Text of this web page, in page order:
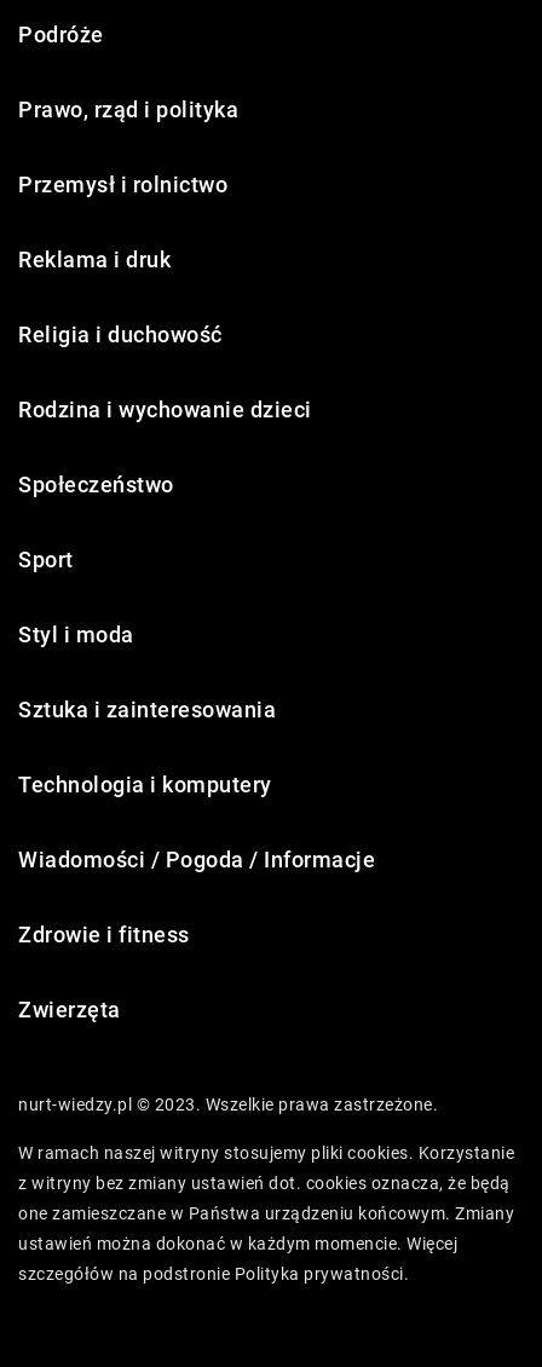
Podróże
Prawo, rząd i polityka
Przemysł i rolnictwo
Reklama i druk
Religia i duchowość
Rodzina i wychowanie dzieci
Społeczeństwo
Sport
Styl i moda
Sztuka i zainteresowania
Technologia i komputery
Wiadomości / Pogoda / Informacje
Zdrowie i fitness
Zwierzęta
nurt-wiedzy.pl © 2023. Wszelkie prawa zastrzeżone.
W ramach naszej witryny stosujemy pliki cookies. Korzystanie
z witryny bez zmiany ustawień dot. cookies oznacza, że będą
one zamieszczane w Państwa urządzeniu końcowym. Zmiany
ustawień można dokonać w każdym momencie. Więcej
szczegółów na podstronie Polityka prywatności.